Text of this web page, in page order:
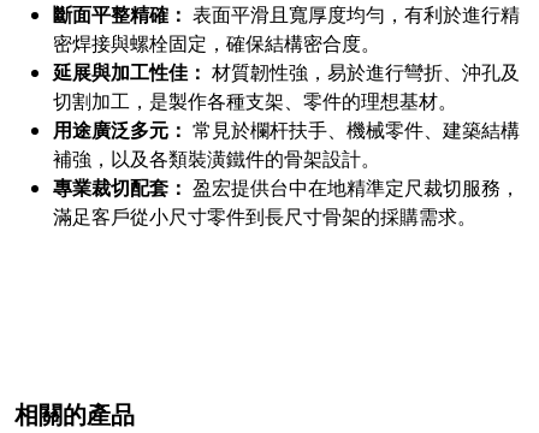
斷面平整精確： 表面平滑且寬厚度均勻，有利於進行精
密焊接與螺栓固定，確保結構密合度。
延展與加工性佳： 材質韌性強，易於進行彎折、沖孔及
切割加工，是製作各種支架、零件的理想基材。
用途廣泛多元： 常見於欄杆扶手、機械零件、建築結構
補強，以及各類裝潢鐵件的骨架設計。
專業裁切配套： 盈宏提供台中在地精準定尺裁切服務，
滿足客戶從小尺寸零件到長尺寸骨架的採購需求。
相關的產品